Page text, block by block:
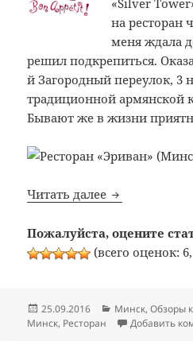
на ресторан
меня ждала
решил подкрепиться.
й Загородный переулок, 3
традиционной армянской
Бывают же в жизни
Читать далее Bon Appetit:
Пожалуйста, оцените
(всего оценок:
Опубликовано
25.09.2016 Рубрики
Минск,Обзоры
Минск, Ресторан Добавить